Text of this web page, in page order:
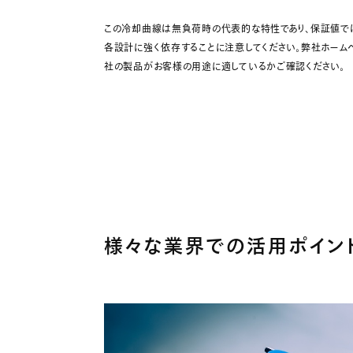
この冷却曲線は無負荷時の代表的な特性であり、保証値で
各設計に強く依存することに注意してください。弊社ホーム
社の製品がお客様の用途に適しているかご確認ください。
様々な業界での活用ポイン